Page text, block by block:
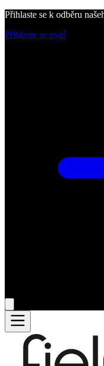
Přihlaste se k odběru
Přihlaste se nyní